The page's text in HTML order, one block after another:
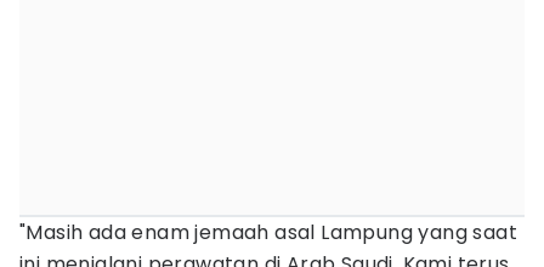
"Masih ada enam jemaah asal Lampung yang saat